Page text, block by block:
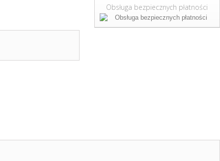
Obsługa bezpiecznych płatności